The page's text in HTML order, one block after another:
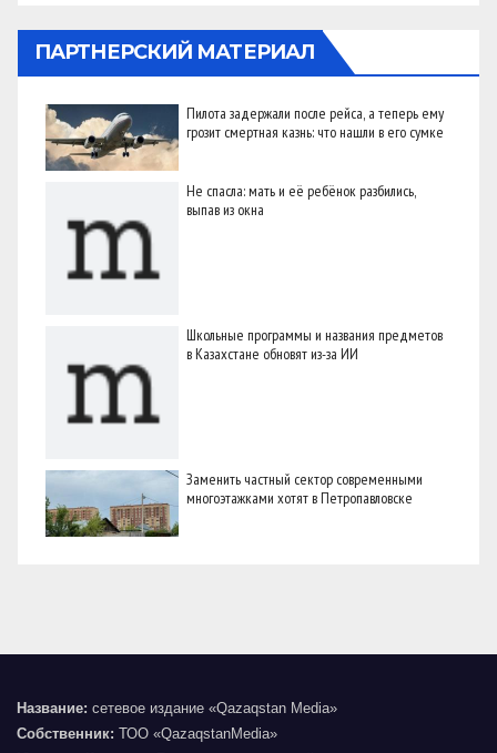
ПАРТНЕРСКИЙ МАТЕРИАЛ
Пилота задержали после рейса, а теперь ему
грозит смертная казнь: что нашли в его сумке
Не спасла: мать и её ребёнок разбились,
выпав из окна
Школьные программы и названия предметов
в Казахстане обновят из-за ИИ
Заменить частный сектор современными
многоэтажками хотят в Петропавловске
Название: сетевое издание «Qazaqstan Media»
Собственник: ТОО «QazaqstanMedia»